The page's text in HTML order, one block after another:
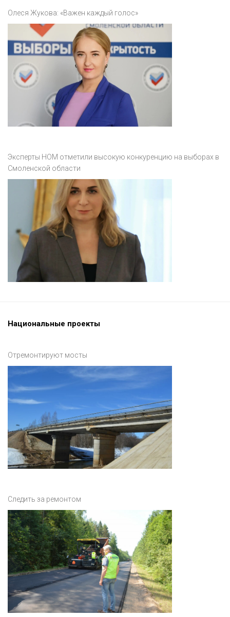
Олеся Жукова: «Важен каждый голос»
Эксперты НОМ отметили высокую конкуренцию на выборах в
Смоленской области
Национальные проекты
Отремонтируют мосты
Следить за ремонтом